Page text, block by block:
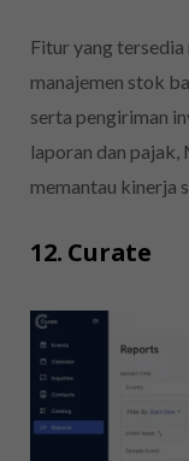
Fitur yang tersedia
manajemen stok
serta pengiriman
laporan dan
memantau kinerja
12. Curate